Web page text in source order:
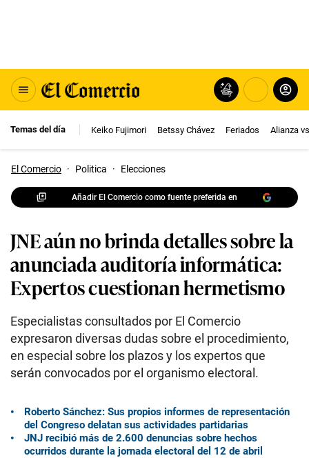
Temas del día Keiko Fujimori Betssy Chávez Feriados Alianza
El Comercio · Politica · Elecciones
Añadir El Comercio como fuente preferida en
JNE aún no brinda detalles sobre la
anunciada auditoría informática:
Expertos cuestionan hermetismo
Especialistas consultados por El Comercio
expresaron diversas dudas sobre el procedimiento,
en especial sobre los plazos y los expertos que
serán convocados por el organismo electoral.
Roberto Sánchez: Sus propios informes de representación
del Congreso delatan sus actividades partidarias
JNJ recibió más de 2.600 denuncias sobre hechos
ocurridos durante la jornada electoral del 12 de abril